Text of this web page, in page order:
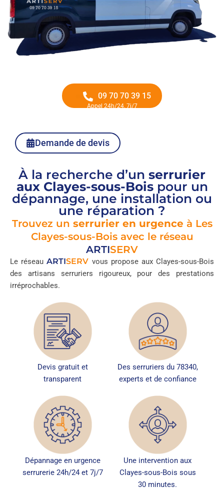
09 70 70 39 15
Appel 24h/24, 7j/7
Demande de devis
À la recherche d’un serrurier
aux Clayes-sous-Boispour un
dépannage, une installation ou
une réparation ?
Trouvez un serrurier en urgence à Les
Clayes-sous-Bois avec le réseau
ARTISERV
Le réseauARTISERV vous propose aux Clayes-sous-Bois
des artisans serruriers rigoureux, pour des prestations
irréprochables.
Devis gratuit et
transparent
Des serruriers du 78340,
experts et de confiance
Dépannage en urgence
serrurerie 24h/24 et 7j/7
Une intervention aux
Clayes-sous-Bois sous
30 minutes.